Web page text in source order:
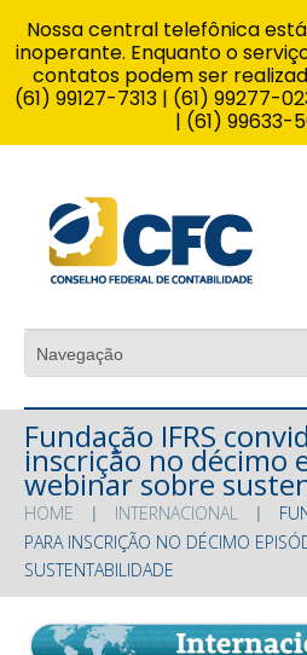
Fundação IFRS
inscrição no décimo
webinar sobre
HOME INTERNACIONAL
PARA INSCRIÇÃO NO DÉCIMO
SUSTENTABILIDADE
Nossa central telefônica
inoperante. Enquanto o
contatos podem ser
(61) 99127-7313 | (61) 99277-
| (61) 99633-